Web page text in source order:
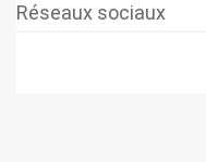
Réseaux sociaux